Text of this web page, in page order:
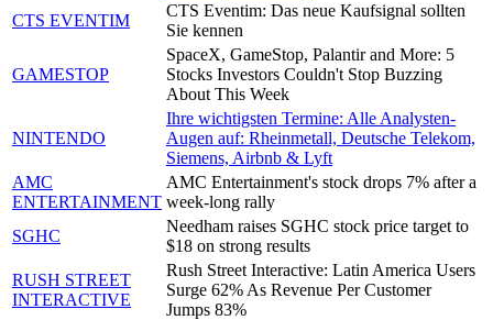
CTS EVENTIM
CTS Eventim: Das neue Kaufsignal sollten
Sie kennen
GAMESTOP
SpaceX, GameStop, Palantir and More: 5
Stocks Investors Couldn't Stop Buzzing
About This Week
NINTENDO
Ihre wichtigsten Termine: Alle Analysten-
Augen auf: Rheinmetall, Deutsche Telekom,
Siemens, Airbnb & Lyft
AMC
ENTERTAINMENT
AMC Entertainment's stock drops 7% after a
week-long rally
SGHC
Needham raises SGHC stock price target to
$18 on strong results
RUSH STREET
INTERACTIVE
Rush Street Interactive: Latin America Users
Surge 62% As Revenue Per Customer
Jumps 83%